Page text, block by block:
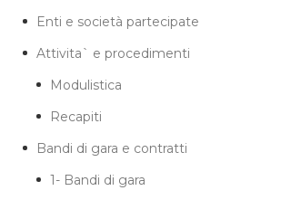
Enti e società partecipate
Attivita` e procedimenti
Modulistica
Recapiti
Bandi di gara e contratti
1- Bandi di gara